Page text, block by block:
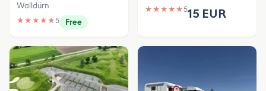
Walldürn
★ ★ ★ ★ ★5 Free
★ ★ ★ ★ ★515 EUR